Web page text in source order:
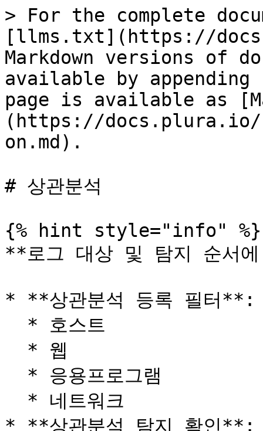
> For the complete
[llms.txt](https://
Markdown versions of
available by
page is available as
(https://
on.md).
# 상관분석
{% hint style="info" %}
**로그 대상 및 탐지 순서
* **상관분석 등록 필터**:
* **상관분석 탐지 확인**: